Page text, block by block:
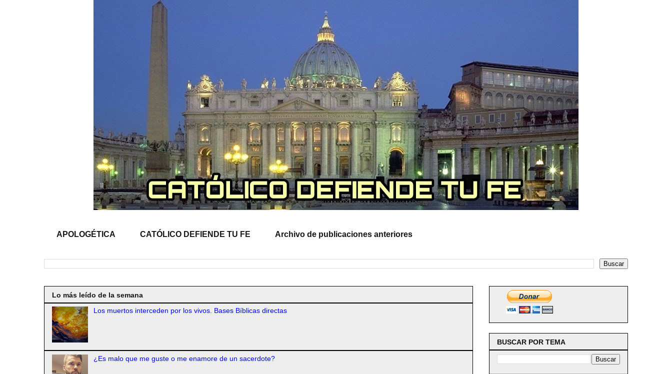
APOLOGÉTICA CATÓLICO DEFIENDE TU FE Archivo de publicaciones anteriores
Lo más leído de la semana
Los muertos interceden por los vivos. Bases Bíblicas directas
¿Es malo que me guste o me enamore de un sacerdote?
BUSCAR POR TEMA